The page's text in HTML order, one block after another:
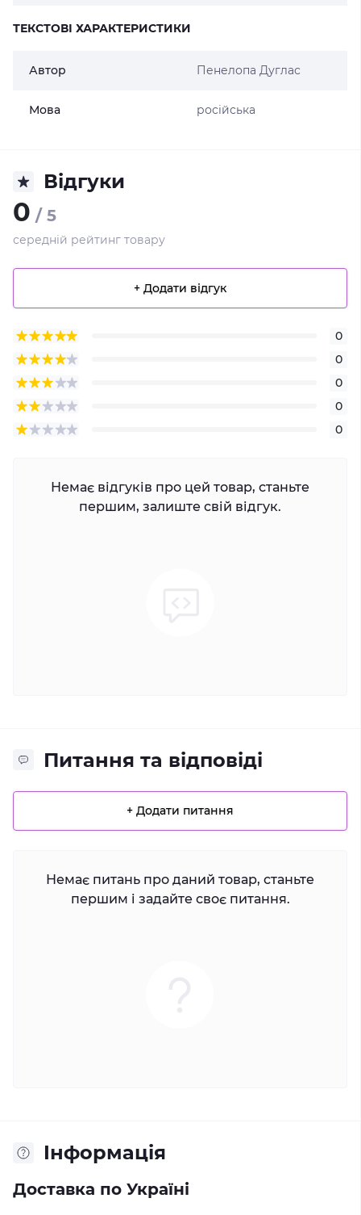
ТЕКСТОВІ ХАРАКТЕРИСТИКИ
Автор Пенелопа Дуглас
Мова російська
Відгуки
0 / 5
середній рейтинг товару
+ Додати відгук
0
0
0
0
0
Немає відгуків про цей товар, станьте
першим, залиште свій відгук.
Питання та відповіді
+ Додати питання
Немає питань про даний товар, станьте
першим і задайте своє питання.
Iнформація
Доставка по Україні